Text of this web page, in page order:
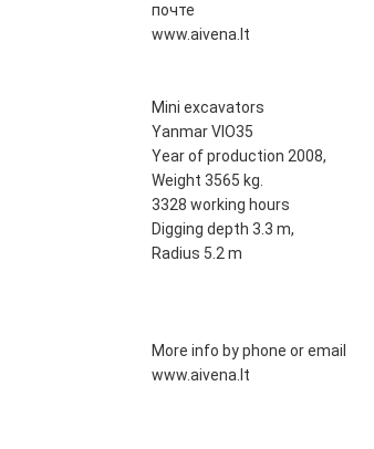
почте
www.aivena.lt
Mini excavators
Yanmar VIO35
Year of production 2008,
Weight 3565 kg.
3328 working hours
Digging depth 3.3 m,
Radius 5.2 m
More info by phone or email
www.aivena.lt